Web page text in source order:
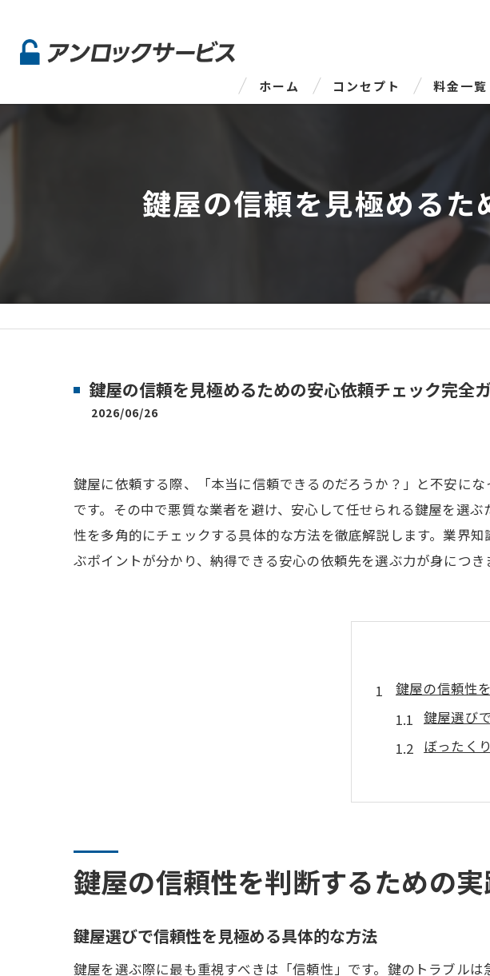
ホーム コンセプト 料金一覧
鍵屋の信頼を見極める
鍵屋の信頼を見極めるための安心依頼チェック完全
2026/06/26
鍵屋に依頼する際、「本当に信頼できるのだろうか？」と不安に
です。その中で悪質な業者を避け、安心して任せられる鍵屋を選
性を多角的にチェックする具体的な方法を徹底解説します。業界
ぶポイントが分かり、納得できる安心の依頼先を選ぶ力が身につき
鍵屋の信頼性
鍵屋選び
ぼったく
鍵屋の信
口コミや
信頼でき
鍵屋の信頼性を判断するための
鍵屋選びで信頼性を見極める具体的な方法
鍵屋を選ぶ際に最も重視すべきは「信頼性」です。鍵のトラブル